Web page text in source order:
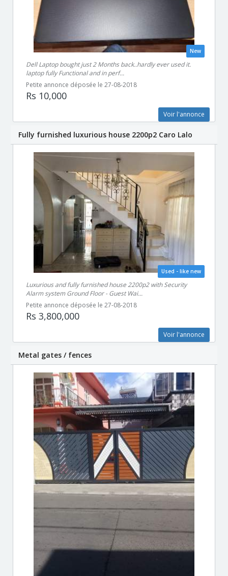
New
Dell Laptop bought just 2 Months back..hardly ever used it.
laptop fully Functional and in perf...
Petite annonce déposée le 27-08-2018
Rs 10,000
Voir l'annonce
Fully furnished luxurious house 2200p2 Caro Lalo
Used - like new
Luxurious and fully furnished house 2200p2 with Security
Alarm system Ground Floor - Guest Wai...
Petite annonce déposée le 27-08-2018
Rs 3,800,000
Voir l'annonce
Metal gates / fences